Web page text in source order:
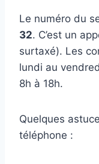
Le numéro du
32. C’est un
surtaxé). Les
lundi au
8h à 18h.
Quelques
téléphone :